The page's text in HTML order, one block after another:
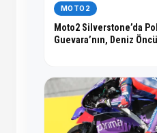
MOTO2
Moto2 Silverstone’da
Guevara’nın, Deniz